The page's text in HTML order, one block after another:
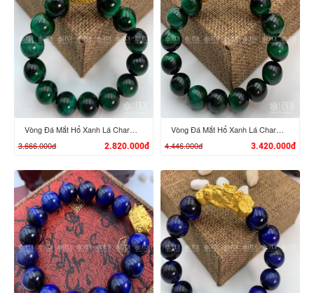
XEM CHI TIẾT XEM CHI TIẾT
XEM CHI TIẾT
Vòng Đá Mắt Hổ Xanh Lá Charm Tỳ Hưu Cưỡi Đĩnh Vàng 24K
3.666.000đ
2.820.000đ
XEM CHI TIẾT
Vòng Đá Mắt Hổ Xanh Lá Charm Tỳ Hưu Cưỡi Gậy Như Ý Vàng 24K
4.446.000đ
3.420.000đ